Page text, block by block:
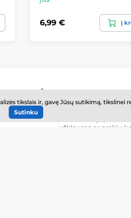
6,99 € Į
ir
Greitas klientų
aptarnavimas
užklausas ar prekių
tikslais ir, gavę Jūsų sutikimą, tikslinei
Sutinku